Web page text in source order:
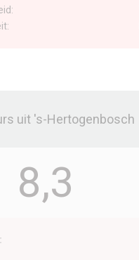
uit 's-Hertogenbosch
8,3